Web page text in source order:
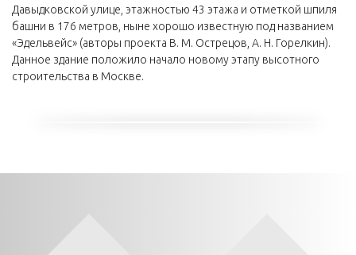
Давыдковской улице, этажностью 43 этажа и отметкой шпиля
башни в 176 метров, ныне хорошо известную под названием
«Эдельвейс» (авторы проекта В. М. Острецов, А. Н. Горелкин).
Данное здание положило начало новому этапу высотного
строительства в Москве.